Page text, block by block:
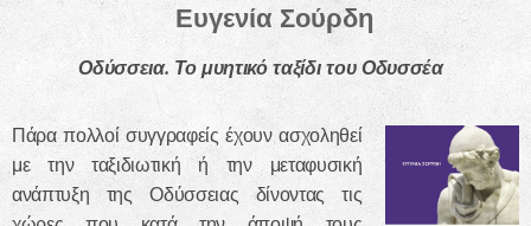
Ευγενία Σούρδη
Οδύσσεια. Το μυητικό ταξίδι του Οδυσσέα
Πάρα πολλοί συγγραφείς έχουν ασχοληθεί
με την ταξιδιωτική ή την μεταφυσική
ανάπτυξη της Οδύσσειας δίνοντας τις